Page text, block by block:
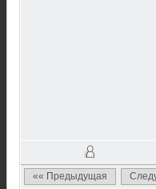
«« Предыдущая